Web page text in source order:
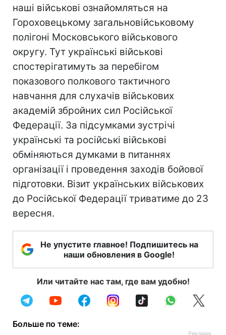
наші військові ознайомляться на
Гороховецькому загальновійськовому
полігоні Московського військового
округу. Тут українські військові
спостерігатимуть за перебігом
показового полкового тактичного
навчання для слухачів військових
академій збройних сил Російської
Федерації. За підсумками зустрiчi
українські та російські військові
обміняються думками в питаннях
організації і проведення заходів бойової
підготовки. Візит українських військових
до Російської Федерації триватиме до 23
вересня.
Не упустите главное! Подпишитесь на
наши обновления в Google!
Или читайте нас там, где вам удобно!
Больше по теме: